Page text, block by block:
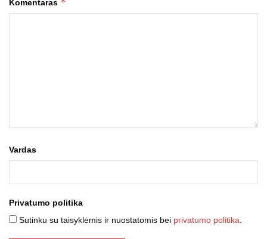
Komentaras
Vardas
Privatumo politika
Sutinku su taisyklėmis ir nuostatomis bei privatumo politika